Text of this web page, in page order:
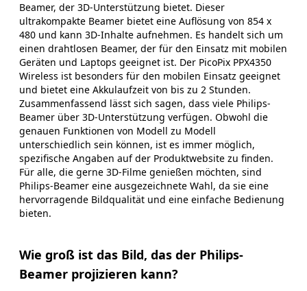
Beamer, der 3D-Unterstützung bietet. Dieser
ultrakompakte Beamer bietet eine Auflösung von 854 x
480 und kann 3D-Inhalte aufnehmen. Es handelt sich um
einen drahtlosen Beamer, der für den Einsatz mit mobilen
Geräten und Laptops geeignet ist. Der PicoPix PPX4350
Wireless ist besonders für den mobilen Einsatz geeignet
und bietet eine Akkulaufzeit von bis zu 2 Stunden.
Zusammenfassend lässt sich sagen, dass viele Philips-
Beamer über 3D-Unterstützung verfügen. Obwohl die
genauen Funktionen von Modell zu Modell
unterschiedlich sein können, ist es immer möglich,
spezifische Angaben auf der Produktwebsite zu finden.
Für alle, die gerne 3D-Filme genießen möchten, sind
Philips-Beamer eine ausgezeichnete Wahl, da sie eine
hervorragende Bildqualität und eine einfache Bedienung
bieten.
Wie groß ist das Bild, das der Philips-
Beamer projizieren kann?